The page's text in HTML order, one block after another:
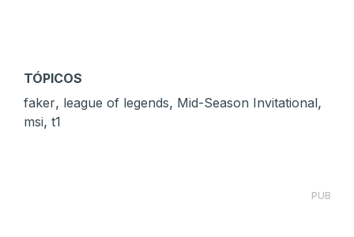
TÓPICOS
faker, league of legends, Mid-Season Invitational,
msi, t1
PUB